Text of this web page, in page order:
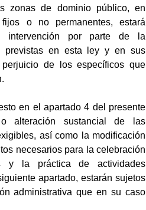
zonas de dominio público, en
fijos o no permanentes, estará
por parte de la
previstas en esta ley y en sus
de los específicos que
en el apartado 4 del presente
alteración sustancial de las
así como la modificación
necesarios para la celebración
y la práctica de actividades
apartado, estarán sujetos
administrativa que en su caso